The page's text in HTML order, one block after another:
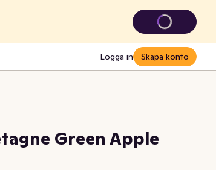
Logga in Skapa konto
Green Apple